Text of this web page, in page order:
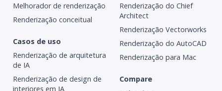
Melhorador de renderização
Renderização conceitual
Casos de uso
Renderização de arquitetura
de IA
Renderização de design de
interiores em IA
Renderização do Chief
Architect
Renderização Vectorworks
Renderização do AutoCAD
Renderização para Mac
Compare